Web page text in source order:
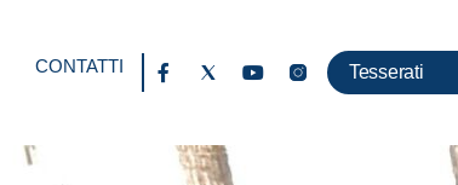
CONTATTI Tesserati